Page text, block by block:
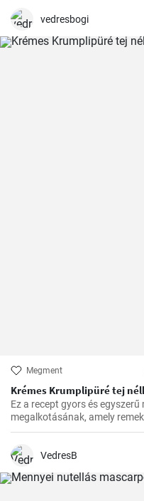
vedresbogi
Megment
Krémes Krumplipüré tej
Ez a recept gyors és
megalkotásának, amely
is, akik tejmentes étrendet
VedresB